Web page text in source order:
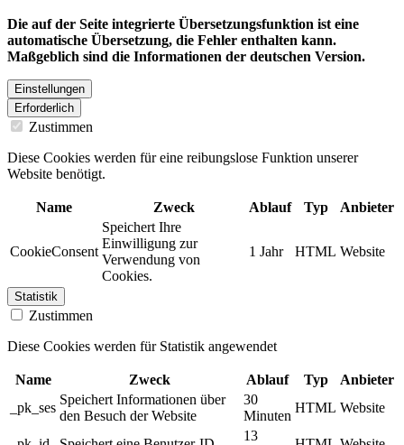
Die auf der Seite integrierte Übersetzungsfunktion ist eine
automatische Übersetzung, die Fehler enthalten kann.
Maßgeblich sind die Informationen der deutschen Version.
Einstellungen
Erforderlich
Zustimmen
Diese Cookies werden für eine reibungslose Funktion unserer
Website benötigt.
Name Zweck Ablauf Typ Anbieter
CookieConsent
Speichert Ihre
Einwilligung zur
Verwendung von
Cookies.
1 Jahr HTML Website
Statistik
Zustimmen
Diese Cookies werden für Statistik angewendet
Name Zweck Ablauf Typ
Anbieter
_pk_ses
Speichert Informationen über
den Besuch der Website
30
Minuten
HTML Website
13